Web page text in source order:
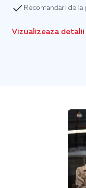
Recomandari de
Vizualizeaza detalii